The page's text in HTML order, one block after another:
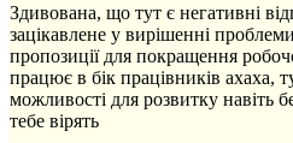
Здивована, що тут є негативні
зацікавлене у вирішенні
пропозиції для покращення
працює в бік працівників ахаха,
можливості для розвитку навіть
тебе вірять